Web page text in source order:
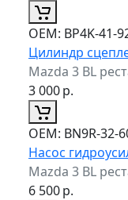
ОЕМ: BP4K-41-
Цилиндр
Mazda 3 BL
3 000р.
ОЕМ: BN9R-32-
Насос
Mazda 3 BL
6 500р.